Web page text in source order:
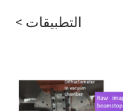
التطبيقات >